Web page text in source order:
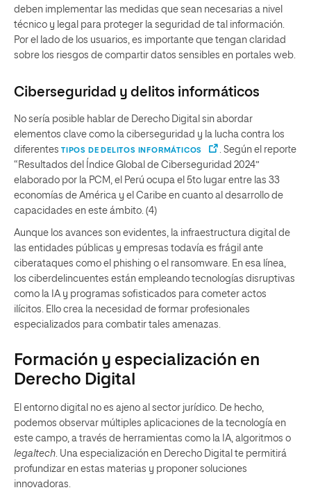
deben implementar las medidas que sean necesarias a nivel
técnico y legal para proteger la seguridad de tal información.
Por el lado de los usuarios, es importante que tengan claridad
sobre los riesgos de compartir datos sensibles en portales web.
Ciberseguridad y delitos informáticos
No sería posible hablar de Derecho Digital sin abordar
elementos clave como la ciberseguridad y la lucha contra los
diferentes TIPOS DE DELITOS INFORMÁTICOS
. Según el reporte
“Resultados del Índice Global de Ciberseguridad 2024”
elaborado por la PCM, el Perú ocupa el 5to lugar entre las 33
economías de América y el Caribe en cuanto al desarrollo de
capacidades en este ámbito. (4)
Aunque los avances son evidentes, la infraestructura digital de
las entidades públicas y empresas todavía es frágil ante
ciberataques como el phishing o el ransomware. En esa línea,
los ciberdelincuentes están empleando tecnologías disruptivas
como la IA y programas sofisticados para cometer actos
ilícitos. Ello crea la necesidad de formar profesionales
especializados para combatir tales amenazas.
Formación y especialización en
Derecho Digital
El entorno digital no es ajeno al sector jurídico. De hecho,
podemos observar múltiples aplicaciones de la tecnología en
este campo, a través de herramientas como la IA, algoritmos o
legaltech. Una especialización en Derecho Digital te permitirá
profundizar en estas materias y proponer soluciones
innovadoras.